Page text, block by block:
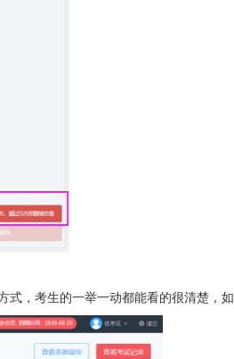
，考生的一举一动都能看的很清楚，